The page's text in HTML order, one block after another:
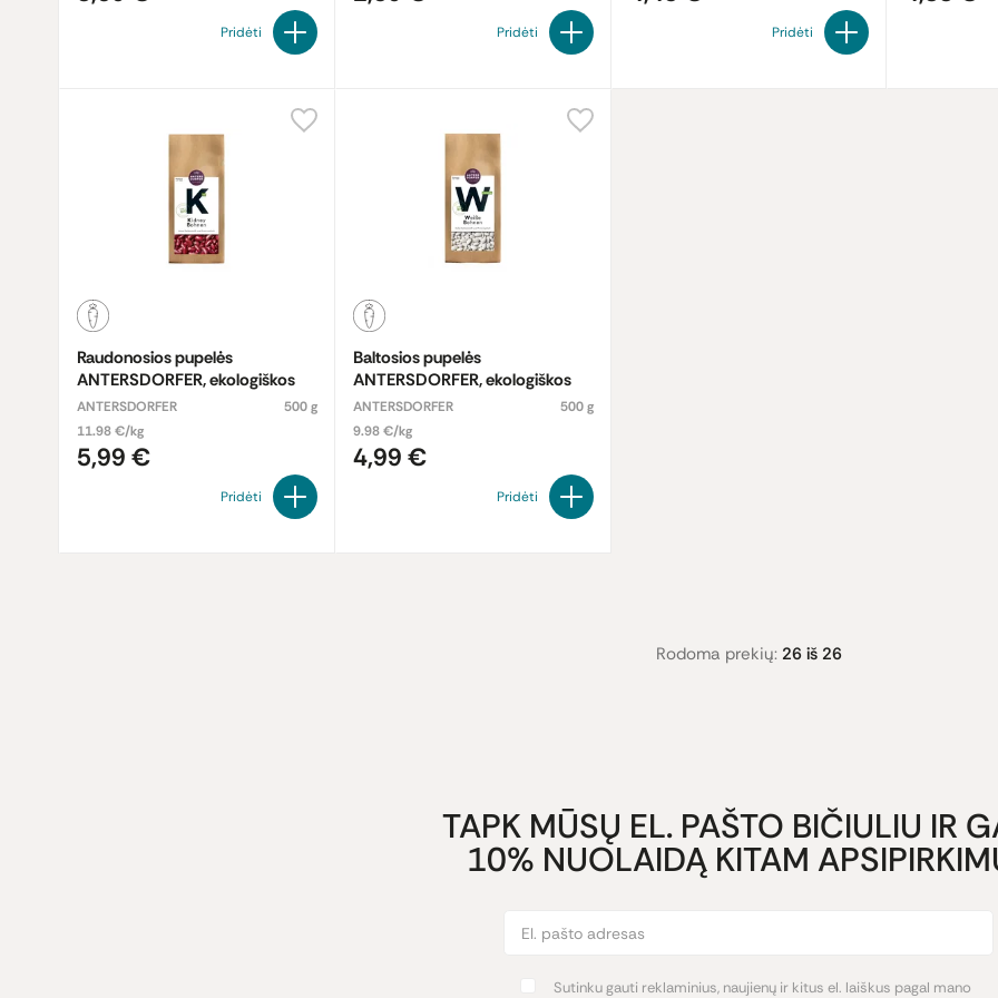
Pridėti Pridėti Pridėti
Raudonosios pupelės
ANTERSDORFER, ekologiškos
ANTERSDORFER
500 g
11.98 €/kg
5,99 €
Pridėti
Baltosios pupelės
ANTERSDORFER, ekologiškos
ANTERSDORFER
500 g
9.98 €/kg
4,99 €
Pridėti
Rodoma prekių: 26 iš 26
TAPK MŪSŲ EL. PAŠTO BIČIULIU IR
10% NUOLAIDĄ KITAM
Sutinku gauti reklaminius, naujienų ir kitus el. laiškus pagal mano